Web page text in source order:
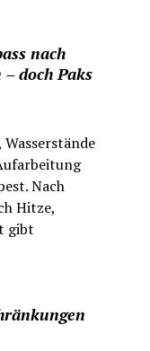
nach
doch Paks
Nach
Hitze,
gibt